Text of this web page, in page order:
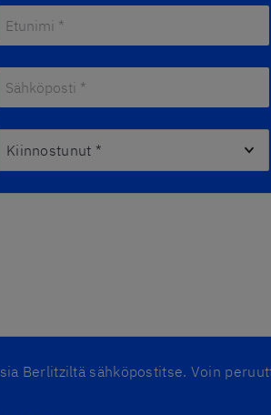
Berlitziltä sähköpostitse. Voin